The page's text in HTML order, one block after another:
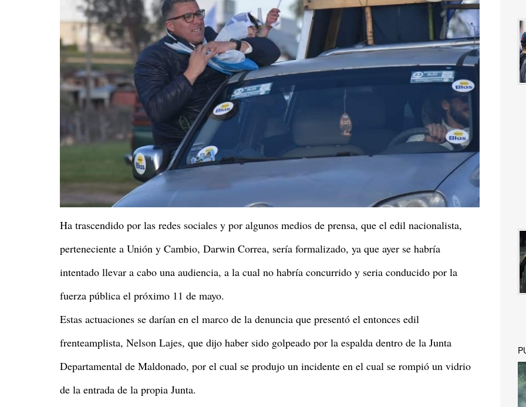
Ha trascendido por las redes sociales y por algunos medios de prensa, que el edil nacionalista,
perteneciente a Unión y Cambio, Darwin Correa, sería formalizado, ya que ayer se habría
intentado llevar a cabo una audiencia, a la cual no habría concurrido y seria conducido por la
fuerza pública el próximo 11 de mayo.
Estas actuaciones se darían en el marco de la denuncia que presentó el entonces edil
frenteamplista, Nelson Lajes, que dijo haber sido golpeado por la espalda dentro de la Junta
Departamental de Maldonado, por el cual se produjo un incidente en el cual se rompió un vidrio
de la entrada de la propia Junta.